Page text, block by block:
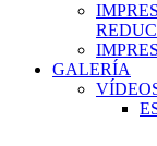
GALERÍA